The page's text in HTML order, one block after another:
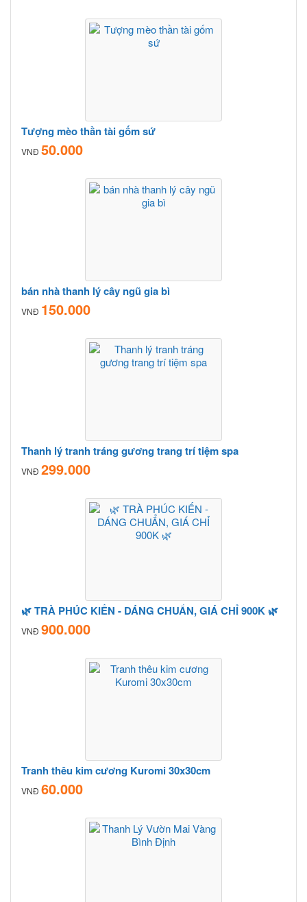
Tượng mèo thần tài gốm sứ
VNĐ 50.000
bán nhà thanh lý cây ngũ gia bì
VNĐ 150.000
Thanh lý tranh tráng gương trang trí tiệm spa
VNĐ 299.000
🌿 TRÀ PHÚC KIẾN - DÁNG CHUẨN, GIÁ CHỈ 900K 🌿
VNĐ 900.000
Tranh thêu kim cương Kuromi 30x30cm
VNĐ 60.000